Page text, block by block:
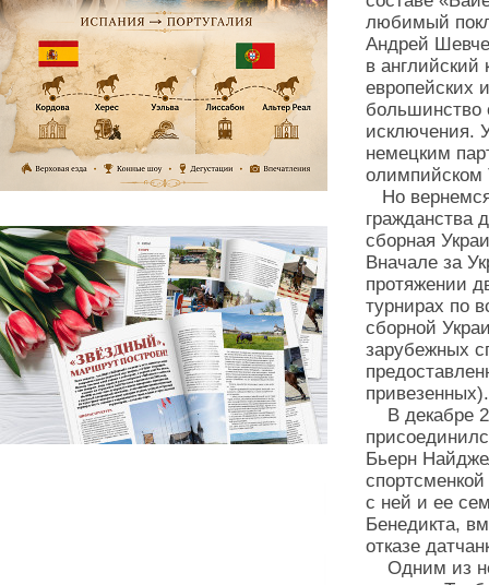
любимый
Андрей
в
европейских
большинство
исключения.
немецким
олимпийском
Но вернемся
гражданства
сборная
Вначале за
протяжении
турнирах по
сборной
зарубежных
привезенных).
В декабре
Бьерн
с ней и ее
Бенедикта,
отказе
Одним из